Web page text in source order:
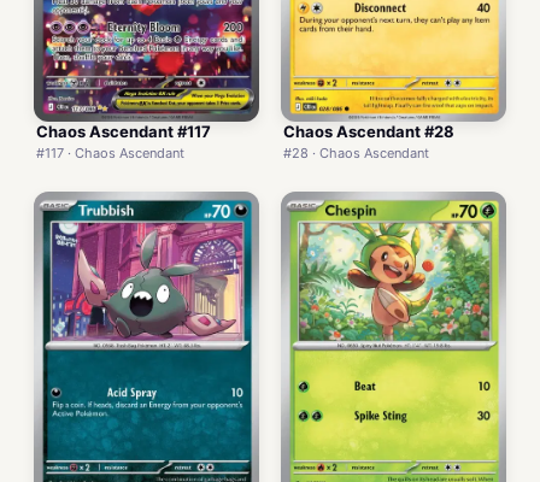
Chaos Ascendant #117
#117 · Chaos Ascendant
Chaos Ascendant #28
#28 · Chaos Ascendant